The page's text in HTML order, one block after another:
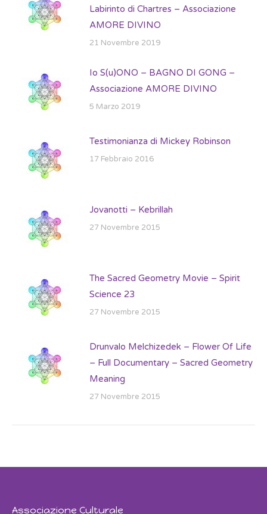
Labirinto di Chartres – Associazione
AMORE DIVINO
21 Novembre 2019
Io S(u)ONO – BAGNO DI GONG –
Associazione AMORE DIVINO
5 Marzo 2019
Testimonianza di Mickey Robinson
17 Febbraio 2016
Jovanotti – Kebrillah
27 Novembre 2015
The Sacred Geometry Movie – Spirit
Science 23
27 Novembre 2015
Drunvalo Melchizedek – Flower Of Life
– Full Documentary – Sacred Geometry
Meaning
27 Novembre 2015
Associazione Culturale